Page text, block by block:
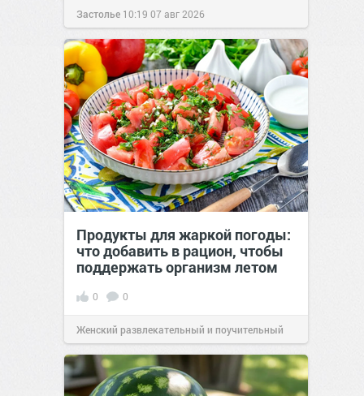
Застолье 10:19 07 авг 2026
Продукты для жаркой погоды:
что добавить в рацион, чтобы
поддержать организм летом
0 0
Женский развлекательный и поучительный
сайт.21:26Вчера